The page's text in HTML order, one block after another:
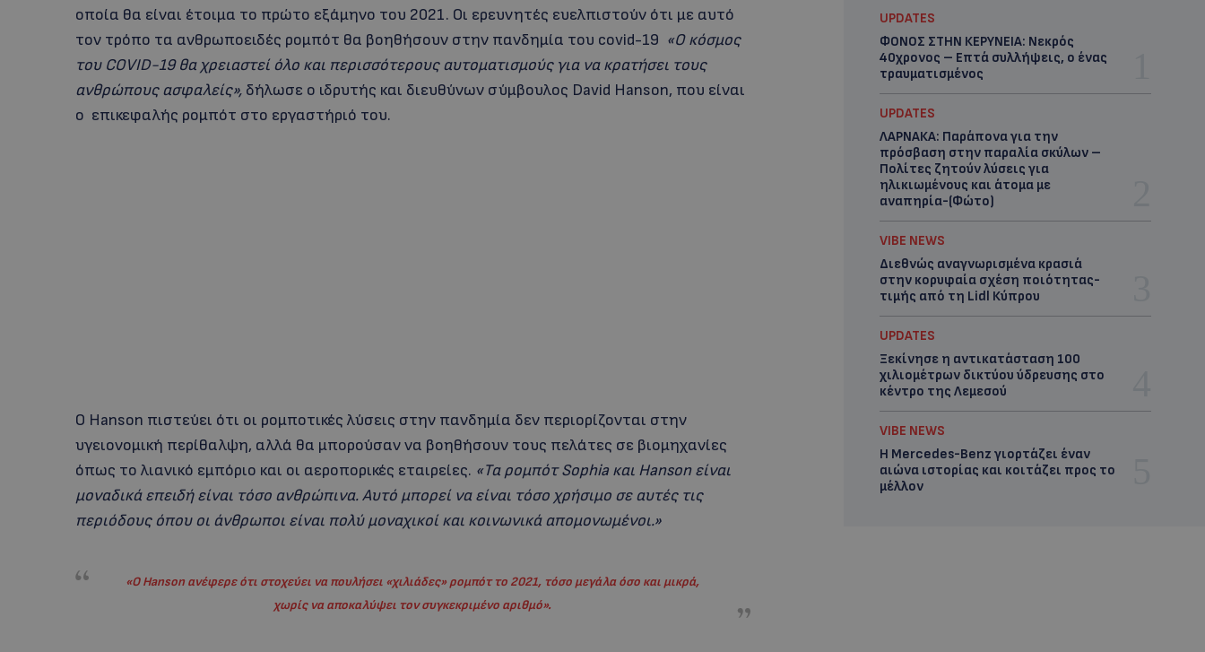
οποία θα είναι έτοιμα το πρώτο εξάμηνο του 2021. Οι ερευνητές ευελπιστούν ότι με αυτό
τον τρόπο τα ανθρωποειδές ρομπότ θα βοηθήσουν στην πανδημία του covid-19 «Ο κόσμος
του COVID-19 θα χρειαστεί όλο και περισσότερους αυτοματισμούς για να κρατήσει τους
ανθρώπους ασφαλείς», δήλωσε ο ιδρυτής και διευθύνων σύμβουλος David Hanson, που είναι
ο επικεφαλής ρομπότ στο εργαστήριό του.
Ο Hanson πιστεύει ότι οι ρομποτικές λύσεις στην πανδημία δεν περιορίζονται στην
υγειονομική περίθαλψη, αλλά θα μπορούσαν να βοηθήσουν τους πελάτες σε βιομηχανίες
όπως το λιανικό εμπόριο και οι αεροπορικές εταιρείες. «Τα ρομπότ Sophia και Hanson είναι
μοναδικά επειδή είναι τόσο ανθρώπινα. Αυτό μπορεί να είναι τόσο χρήσιμο σε αυτές τις
περιόδους όπου οι άνθρωποι είναι πολύ μοναχικοί και κοινωνικά απομονωμένοι.»
«Ο Ηanson ανέφερε ότι στοχεύει να πουλήσει «χιλιάδες» ρομπότ το 2021, τόσο μεγάλα όσο και μικρά,
χωρίς να αποκαλύψει τον συγκεκριμένο αριθμό».
UPDATES
ΦΟΝΟΣ ΣΤΗΝ ΚΕΡΥΝΕΙΑ: Νεκρός
40χρονος – Επτά συλλήψεις, ο ένας
τραυματισμένος
UPDATES
ΛΑΡΝΑΚΑ: Παράπονα για την
πρόσβαση στην παραλία σκύλων –
Πολίτες ζητούν λύσεις για
ηλικιωμένους και άτομα με
αναπηρία-(Φώτο)
VIBE NEWS
Διεθνώς αναγνωρισμένα κρασιά
στην κορυφαία σχέση ποιότητας-
τιμής από τη Lidl Κύπρου
UPDATES
Ξεκίνησε η αντικατάσταση 100
χιλιομέτρων δικτύου ύδρευσης στο
κέντρο της Λεμεσού
VIBE NEWS
Η Mercedes-Benz γιορτάζει έναν
αιώνα ιστορίας και κοιτάζει προς το
μέλλον